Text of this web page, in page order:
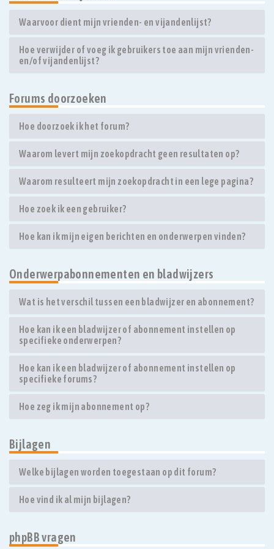
Waarvoor dient mijn vrienden- en vijandenlijst?
Hoe verwijder of voeg ik gebruikers toe aan mijn vrienden-
en/of vijandenlijst?
Forums doorzoeken
Hoe doorzoek ik het forum?
Waarom levert mijn zoekopdracht geen resultaten op?
Waarom resulteert mijn zoekopdracht in een lege pagina?
Hoe zoek ik een gebruiker?
Hoe kan ik mijn eigen berichten en onderwerpen vinden?
Onderwerpabonnementen en bladwijzers
Wat is het verschil tussen een bladwijzer en abonnement?
Hoe kan ik een bladwijzer of abonnement instellen op
specifieke onderwerpen?
Hoe kan ik een bladwijzer of abonnement instellen op
specifieke forums?
Hoe zeg ik mijn abonnement op?
Bijlagen
Welke bijlagen worden toegestaan op dit forum?
Hoe vind ik al mijn bijlagen?
phpBB vragen